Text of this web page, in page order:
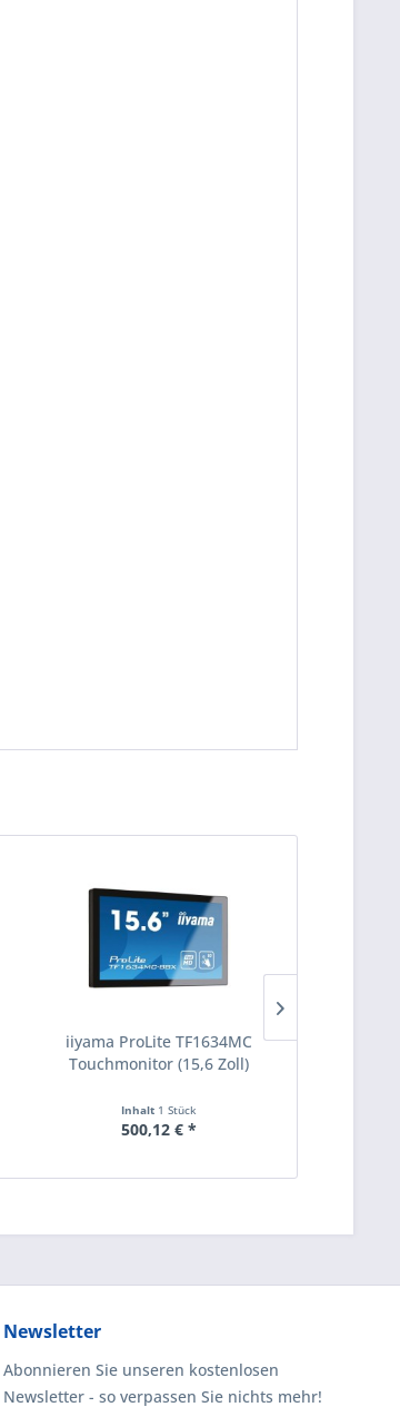
iiyama ProLite TF1634MC
Touchmonitor (15,6 Zoll)
Inhalt 1 Stück
500,12 € *
Newsletter
Abonnieren Sie unseren kostenlosen
Newsletter - so verpassen Sie nichts mehr!